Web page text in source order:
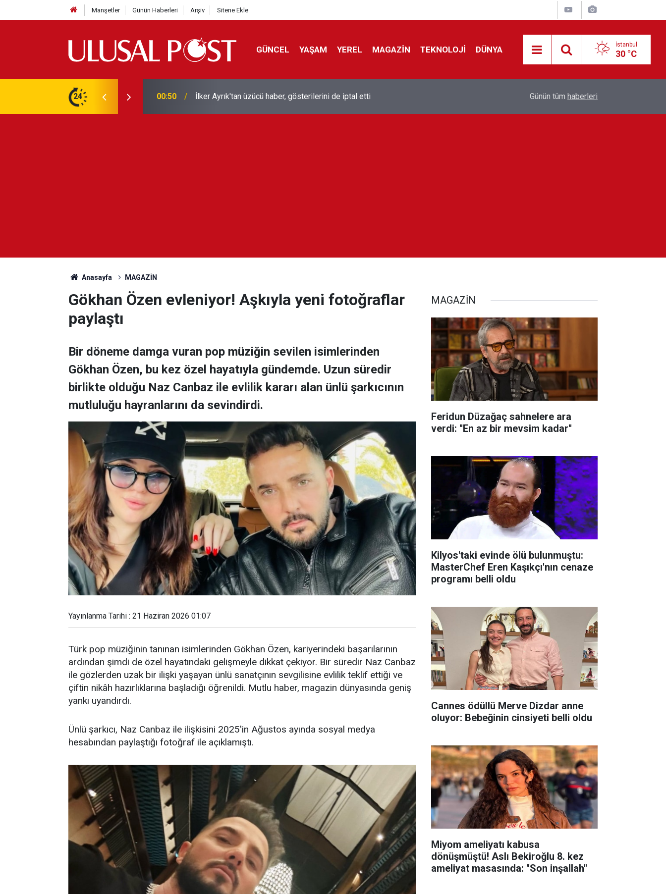
Manşetler Günün Haberleri Arşiv Sitene Ekle
GÜNCEL YAŞAM YEREL MAGAZİN TEKNOLOJİ DÜNYA İstanbul
30 °C
24 00:39
Liverpool efsanesi Mısırlı yıldız Mohamed Salah Trabzonspor ile anlaştı!
Yarın geliyor
Feridun Düzağaç sahnelere ara verdi: ''En az
Günün tüm haberleri
Anasayfa MAGAZİN
Gökhan Özen evleniyor! Aşkıyla yeni fotoğraflar
paylaştı
Bir döneme damga vuran pop müziğin sevilen isimlerinden
Gökhan Özen, bu kez özel hayatıyla gündemde. Uzun süredir
birlikte olduğu Naz Canbaz ile evlilik kararı alan ünlü şarkıcının
mutluluğu hayranlarını da sevindirdi.
Yayınlanma Tarihi : 21 Haziran 2026 01:07
Türk pop müziğinin tanınan isimlerinden Gökhan Özen, kariyerindeki başarılarının
ardından şimdi de özel hayatındaki gelişmeyle dikkat çekiyor. Bir süredir Naz Canbaz
ile gözlerden uzak bir ilişki yaşayan ünlü sanatçının sevgilisine evlilik teklif ettiği ve
çiftin nikâh hazırlıklarına başladığı öğrenildi. Mutlu haber, magazin dünyasında geniş
yankı uyandırdı.
Ünlü şarkıcı, Naz Canbaz ile ilişkisini 2025'in Ağustos ayında sosyal medya
hesabından paylaştığı fotoğraf ile açıklamıştı.
MAGAZİN
Feridun Düzağaç sahnelere ara
verdi: ''En az bir mevsim kadar''
Kilyos'taki evinde ölü bulunmuştu:
MasterChef Eren Kaşıkçı'nın cenaze
programı belli oldu
Cannes ödüllü Merve Dizdar anne
oluyor: Bebeğinin cinsiyeti belli oldu
Miyom ameliyatı kabusa
dönüşmüştü! Aslı Bekiroğlu 8. kez
ameliyat masasında: ''Son inşallah''